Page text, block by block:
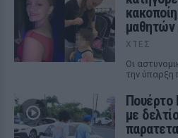
μαθητών
ΧΤΕΣ
Οι
την
Πουέρτο
με